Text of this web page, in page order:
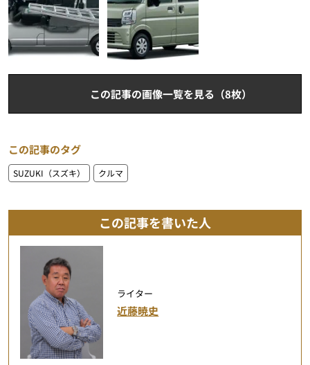
この記事の画像一覧を見る（8枚）
この記事のタグ
SUZUKI（スズキ） クルマ
この記事を書いた人
ライター
近藤暁史